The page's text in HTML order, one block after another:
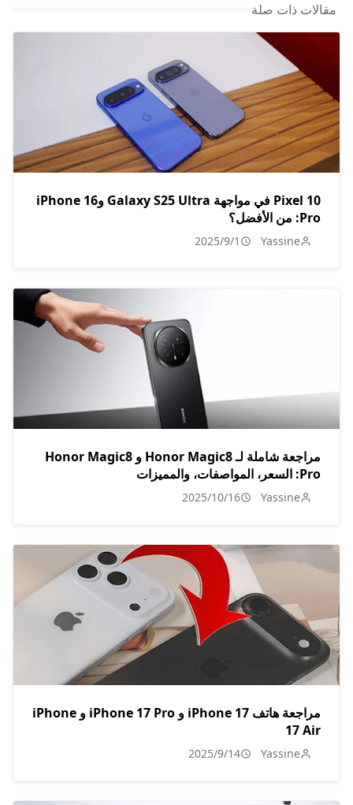
مقالات ذات صلة
Pixel 10 في مواجهة Galaxy S25 Ultra وiPhone 16
Pro: من الأفضل؟
Yassine
2025/9/1
مراجعة شاملة لـ Honor Magic8 و Honor Magic8
Pro: السعر، المواصفات، والمميزات
Yassine
2025/10/16
مراجعة هاتف iPhone 17 و iPhone 17 Pro و iPhone
17 Air
Yassine
2025/9/14